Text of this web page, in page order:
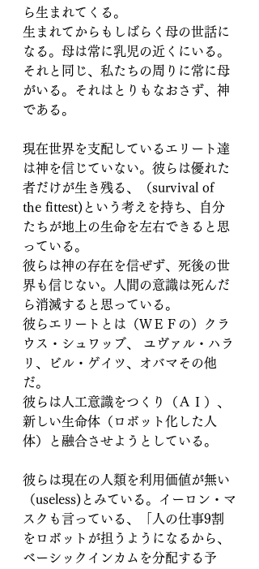
ら生まれてくる。
生まれてからもしばらく母の世話に
なる。母は常に乳児の近くにいる。
それと同じ、私たちの周りに常に母
がいる。それはとりもなおさず、神
である。
現在世界を支配しているエリート達
は神を信じていない。彼らは優れた
者だけが生き残る、（survival of
the fittest)という考えを持ち、自分
たちが地上の生命を左右できると思
っている。
彼らは神の存在を信ぜず、死後の世
界も信じない。人間の意識は死んだ
ら消滅すると思っている。
彼らエリートとは（ＷＥＦの）クラ
ウス・シュワッブ、 ユヴァル・ハラ
リ、ビル・ゲイツ、オバマその他
だ。
彼らは人工意識をつくり（ＡＩ）、
新しい生命体（ロボット化した人
体）と融合させようとしている。
彼らは現在の人類を利用価値が無い
（useless)とみている。イーロン・マ
スクも言っている、「人の仕事9割
をロボットが担うようになるから、
ベーシックインカムを分配する予